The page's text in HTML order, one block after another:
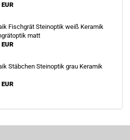
Fischgrät Steinoptik weiß Keramik
matt
Stäbchen Steinoptik grau Keramik